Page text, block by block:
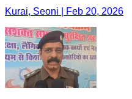
Kurai, Seoni | Feb 20, 2026